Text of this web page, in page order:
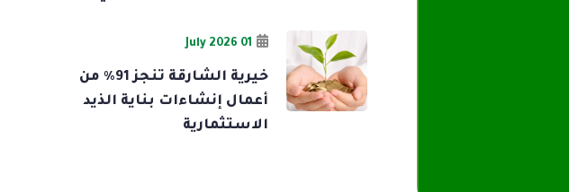
01 July 2026
خيرية الشارقة تنجز 91% من
أعمال إنشاءات بناية الذيد
الاستثمارية